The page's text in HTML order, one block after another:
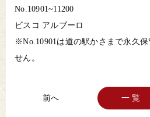
No.10901~11200
ビスコ アルブーロ
※No.10901は道の駅かさまで永久
せん。
一 覧